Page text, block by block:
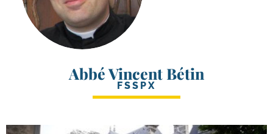
Abbé Vincent Bétin
FSSPX